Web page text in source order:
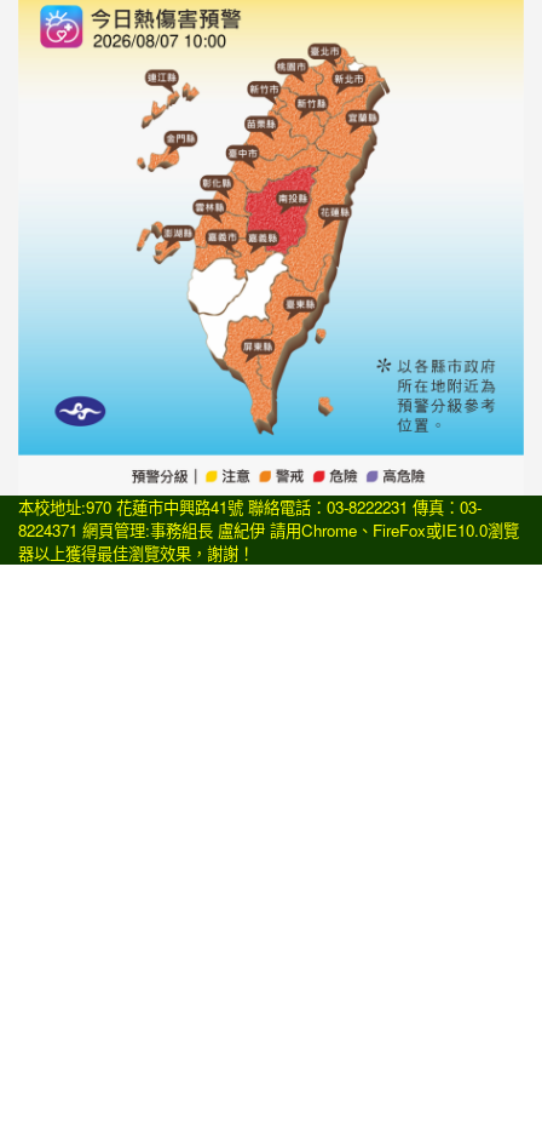
本校地址:970 花蓮市中興路41號 聯絡電話：03-8222231 傳真：03-
8224371 網頁管理:事務組長 盧紀伊 請用Chrome 、 FireFox或IE10.0瀏覽
器以上獲得最佳瀏覽效果，謝謝！